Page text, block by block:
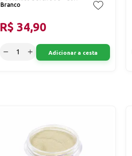
Branco
R$ 34,90
Adicionar a cesta